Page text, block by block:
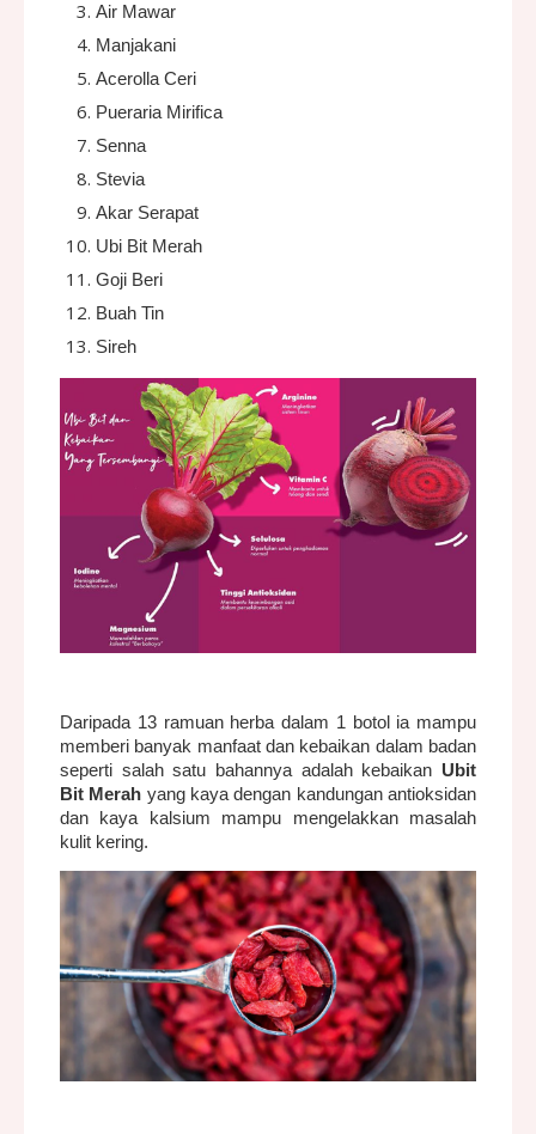
Air Mawar
Manjakani
Acerolla Ceri
Pueraria Mirifica
Senna
Stevia
Akar Serapat
Ubi Bit Merah
Goji Beri
Buah Tin
Sireh
Daripada 13 ramuan herba dalam 1 botol ia mampu
memberi banyak manfaat dan kebaikan dalam badan
seperti salah satu bahannya adalah kebaikan Ubit
Bit Merah yang kaya dengan kandungan antioksidan
dan kaya kalsium mampu mengelakkan masalah
kulit kering.